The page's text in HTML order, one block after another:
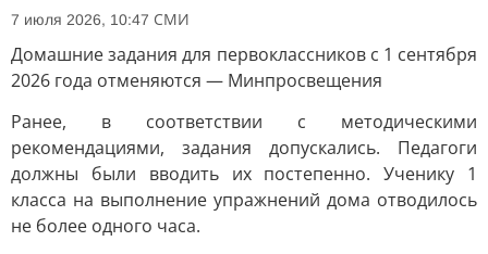
7 июля 2026, 10:47 СМИ
Домашние задания для первоклассников с 1 сентября
2026 года отменяются — Минпросвещения
Ранее, в соответствии с методическими
рекомендациями, задания допускались. Педагоги
должны были вводить их постепенно. Ученику 1
класса на выполнение упражнений дома отводилось
не более одного часа.